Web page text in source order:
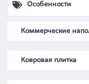
Особенности
Коммерческие
Ковровая плитка